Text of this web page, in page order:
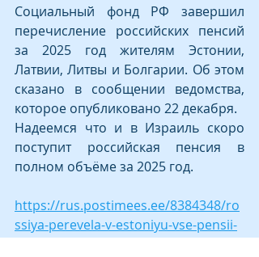
Социальный фонд РФ завершил
перечисление российских пенсий
за 2025 год жителям Эстонии,
Латвии, Литвы и Болгарии. Об этом
сказано в сообщении ведомства,
которое опубликовано 22 декабря.
Надеемся что и в Израиль скоро
поступит российская пенсия в
полном объёме за 2025 год.
https://rus.postimees.ee/8384348/ro
ssiya-perevela-v-estoniyu-vse-pensii-